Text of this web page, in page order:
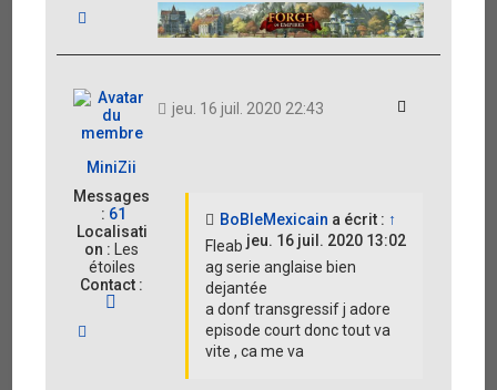
u
MiniZii
Messages
: 61
Localisati
on : Les
étoiles
Contact :
jeu. 16 juil. 2020 22:43
BoBleMexicain a écrit : ↑
jeu. 16 juil. 2020 13:02
Fleab
ag serie anglaise bien
dejantée
a donf transgressif j adore
episode court donc tout va
vite , ca me va